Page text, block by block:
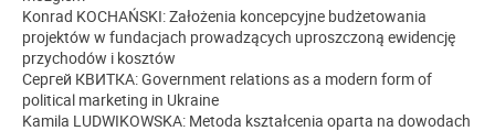
Konrad KOCHAŃSKI: Założenia koncepcyjne budżetowania
projektów w fundacjach prowadzących uproszczoną ewidencję
przychodów i kosztów
Сергей КВИТКА: Government relations as a modern form of
political marketing in Ukraine
Kamila LUDWIKOWSKA: Metoda kształcenia oparta na dowodach